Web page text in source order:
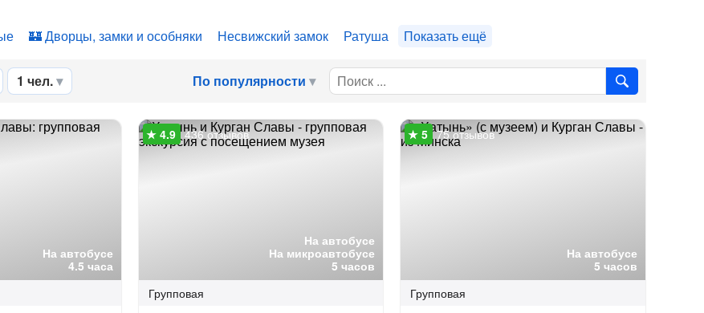
Дворцы, замки и особняки Несвижский замок Ратуша Показать ещё
1 чел. По популярности
На автобусе
4.5 часа
На автобусе
На микроавтобусе
5 часов
436 отзывов
Групповая
На автобусе
5 часов
75 отзывов
Групповая